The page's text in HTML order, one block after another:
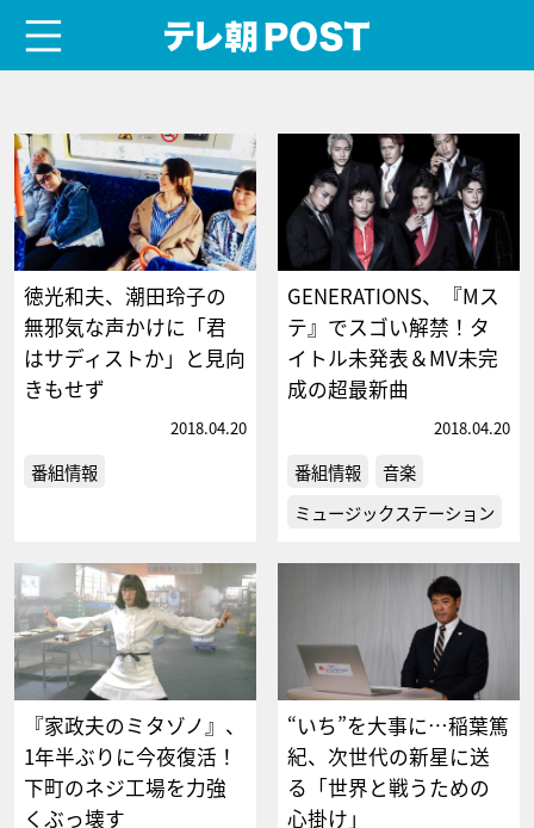
徳光和夫、潮田玲子の
無邪気な声かけに「君
はサディストか」と見向
きもせず
2018.04.20
番組情報
GENERATIONS、『Mス
テ』でスゴい解禁！タ
イトル未発表＆MV未完
成の超最新曲
2018.04.20
番組情報
音楽
ミュージックステーション
『家政夫のミタゾノ』、
1年半ぶりに今夜復活！
下町のネジ工場を力強
くぶっ壊す
“いち”を大事に…稲葉篤
紀、次世代の新星に送
る「世界と戦うための
心掛け」